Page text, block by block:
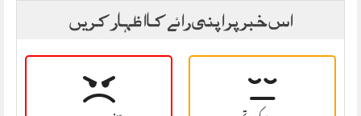
اس خبر پر اپنی رائے کا اظہار کریں